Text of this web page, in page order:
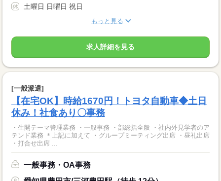
土曜日 日曜日 祝日
もっと見る
求人詳細を見る
[一般派遣]
【在宅OK】時給1670円！トヨタ自動車◆土日
休み！社食あり〇事務
・生開テーマ管理業務 ・一般事務 ・部総括全般 ・社内外見学者のア
テンド業務 ＊上記に加えて ・グループミーティング出席 ・昼礼出席
・打合せ出席 ...
一般事務・OA事務